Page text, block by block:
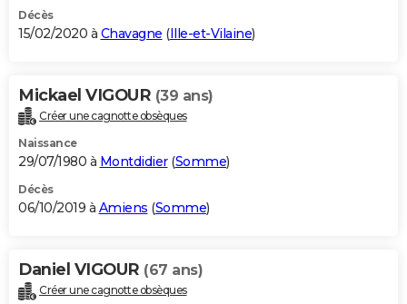
Décès
15/02/2020 à Chavagne (Ille-et-Vilaine)
Mickael VIGOUR (39 ans)
Créer une cagnotte obsèques
Naissance
29/07/1980 à Montdidier(Somme)
Décès
06/10/2019 à Amiens (Somme)
Daniel VIGOUR (67 ans)
Créer une cagnotte obsèques